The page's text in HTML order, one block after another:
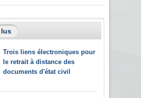
lus
Trois liens électroniques pour
le retrait à distance des
documents d'état civil